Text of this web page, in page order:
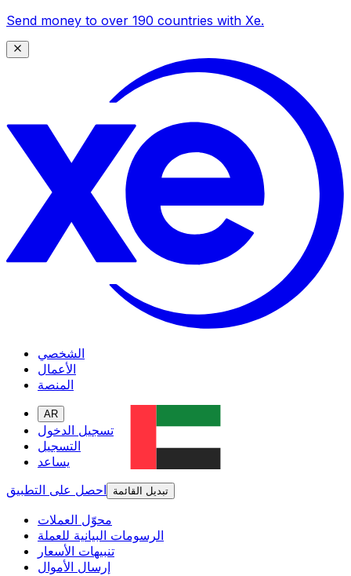
Send money to over 190 countries with Xe.
الشخصي
الأعمال
المنصة
AR
تسجيل الدخول
التسجيل
يساعد
احصل على التطبيق
تبديل القائمة
محوّل العملات
الرسومات البيانية للعملة
تنبيهات الأسعار
إرسال الأموال